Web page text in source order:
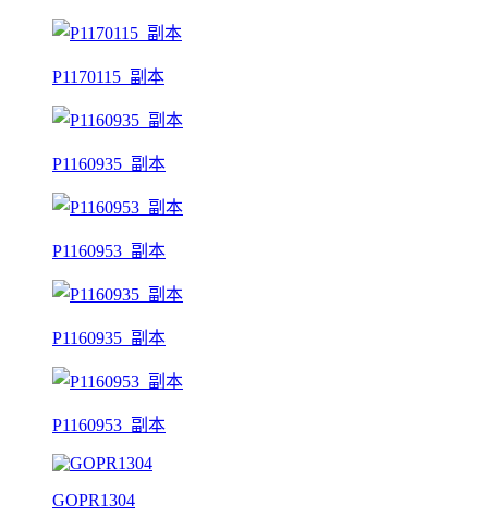
P1170115_副本
P1160935_副本
P1160953_副本
P1160935_副本
P1160953_副本
GOPR1304